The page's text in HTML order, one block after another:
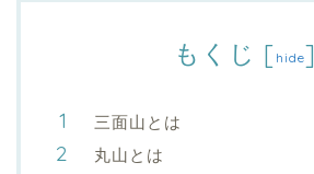
もくじ [ hide]
三面山とは
丸山とは